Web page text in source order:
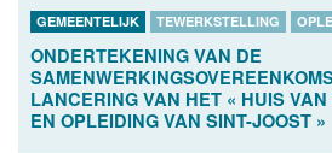
GEMEENTELIJK TEWERKSTELLING
ONDERTEKENING VAN DE
LANCERING VAN HET « HUIS
EN OPLEIDING VAN SINT-JOOST »